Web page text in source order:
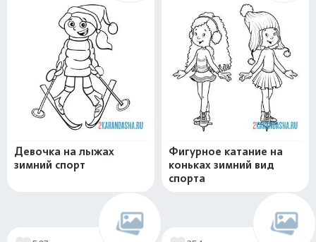
Девочка на лыжах
зимний спорт
Фигурное катание на
коньках зимний вид
спорта